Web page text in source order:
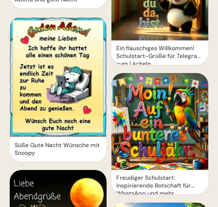
Süße Gute Nacht Wünsche mit
Snoopy
Ein flauschiges Willkommen!
Schulstart-Grüße für Telegram
zum Lächeln
Freudiger Schulstart:
Inspirierende Botschaft für
WhatsApp und mehr